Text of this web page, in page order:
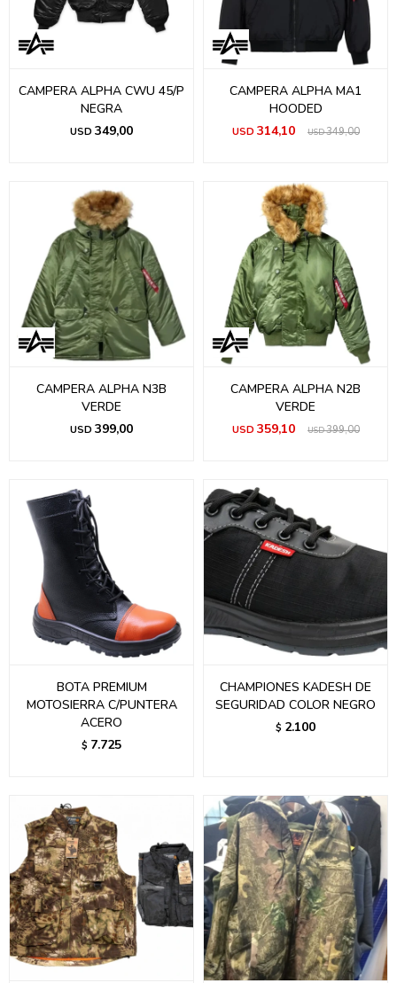
CAMPERA ALPHA CWU 45/P
NEGRA
USD 349,00
CAMPERA ALPHA MA1
HOODED
USD 314,10 USD349,00
CAMPERA ALPHA N3B
VERDE
USD 399,00
CAMPERA ALPHA N2B
VERDE
USD 359,10 USD399,00
BOTA PREMIUM
MOTOSIERRA C/PUNTERA
ACERO
$ 7.725
CHAMPIONES KADESH DE
SEGURIDAD COLOR NEGRO
$ 2.100